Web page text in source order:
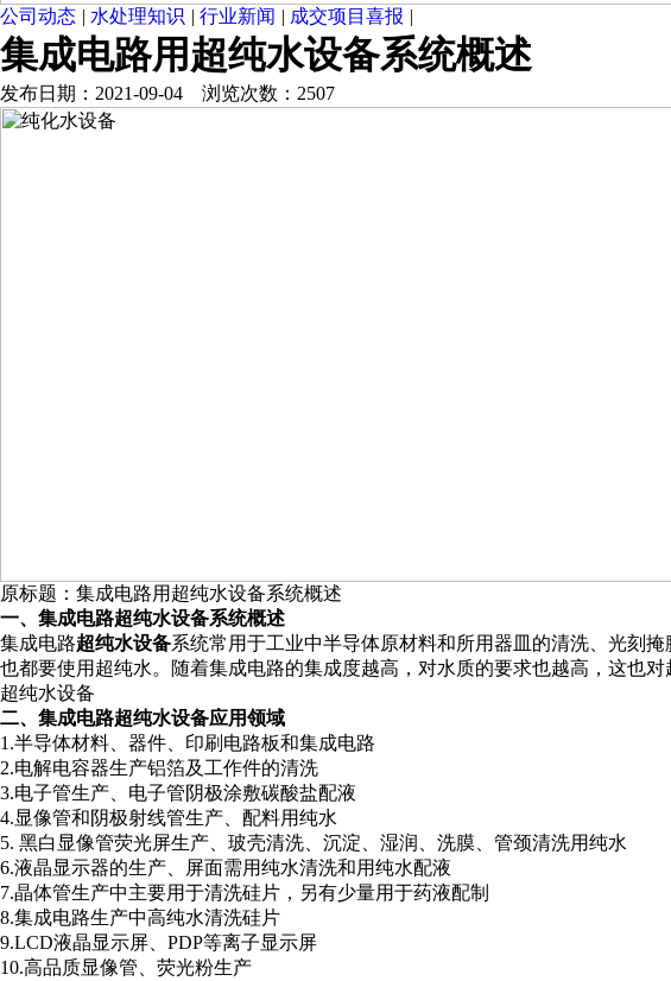
公司动态 | 水处理知识 | 行业新闻 | 成交项目喜报 |
集成电路用超纯水设备系统概述
发布日期：2021-09-04 浏览次数：2507
原标题：集成电路用超纯水设备系统概述
一、集成电路超纯水设备系统概述
集成电路超纯水设备系统常用于工业中半导体原材料和所用器皿的清洗、光刻
也都要使用超纯水。随着集成电路的集成度越高，对水质的要求也越高，这也
超纯水设备
二、集成电路超纯水设备应用领域
1.半导体材料、器件、印刷电路板和集成电路
2.电解电容器生产铝箔及工作件的清洗
3.电子管生产、电子管阴极涂敷碳酸盐配液
4.显像管和阴极射线管生产、配料用纯水
5. 黑白显像管荧光屏生产、玻壳清洗、沉淀、湿润、洗膜、管颈清洗用纯水
6.液晶显示器的生产、屏面需用纯水清洗和用纯水配液
7.晶体管生产中主要用于清洗硅片，另有少量用于药液配制
8.集成电路生产中高纯水清洗硅片
9.LCD液晶显示屏、PDP等离子显示屏
10.高品质显像管、荧光粉生产